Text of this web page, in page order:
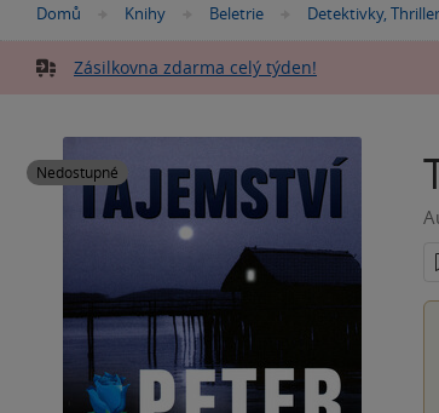
Nacházíte
zde:
Domů »
Knihy »
Beletrie »
Detektivky,
Zásilkovna zdarma celý týden!
Nedostupné